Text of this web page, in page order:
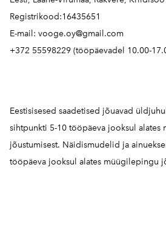
Registrikood:16435651
E-mail: vooge.oy@gmail.com
+372 55598229 (tööpäevadel 10.00-
Eestisisesed saadetised jõuavad
sihtpunkti 5-10 tööpäeva jooksul alates
jõustumisest. Näidismudelid ja
tööpäeva jooksul alates müügilepingu